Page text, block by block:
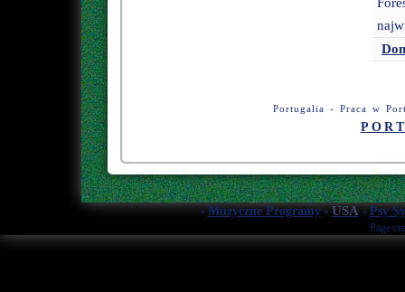
Portugalia - Praca w
»Muzyczne Programy»USA»Psy
Page